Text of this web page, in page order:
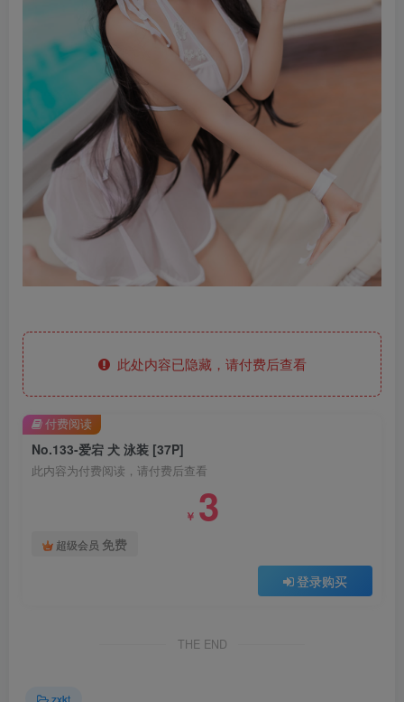
此处内容已隐藏，请付费后查看
No.133-爱宕 犬 泳装 [37P]
此内容为付费阅读，请付费后查看
￥ 3
超级会员 免费
登录购买
付费阅读
THE END
zxkt